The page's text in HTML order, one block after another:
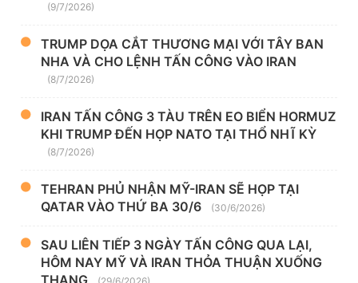
(9/7/2026)
TRUMP DỌA CẮT THƯƠNG MẠI VỚI TÂY BAN
NHA VÀ CHO LỆNH TẤN CÔNG VÀO IRAN
(8/7/2026)
IRAN TẤN CÔNG 3 TÀU TRÊN EO BIỂN HORMUZ
KHI TRUMP ĐẾN HỌP NATO TẠI THỔ NHĨ KỲ
(8/7/2026)
TEHRAN PHỦ NHẬN MỸ-IRAN SẼ HỌP TẠI
QATAR VÀO THỨ BA 30/6
(30/6/2026)
SAU LIÊN TIẾP 3 NGÀY TẤN CÔNG QUA LẠI,
HÔM NAY MỸ VÀ IRAN THỎA THUẬN XUỐNG